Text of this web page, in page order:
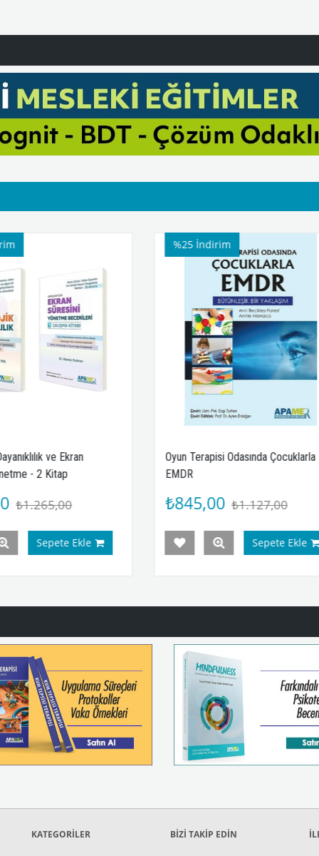
Terapisi Odasında Çocuklarla
₺1.127,00
Sepete Ekle
%25
Kaçıngan / Kısıtlı Yiyecek
₺638,00 ₺851,00
%25
KATEGORİLER BİZİ TAKİP EDİN